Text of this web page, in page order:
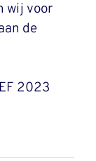
wij voor
de
2023